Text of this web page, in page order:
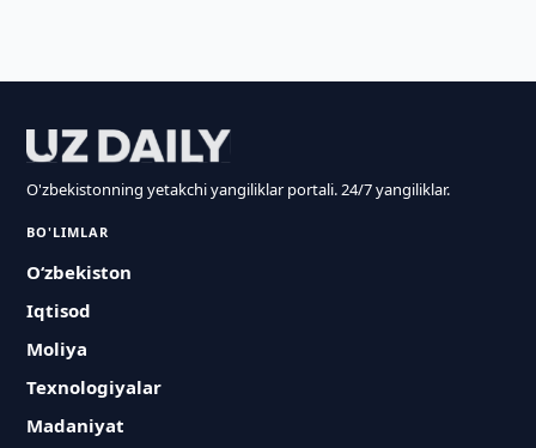
O'zbekistonning yetakchi yangiliklar portali. 24/7 yangiliklar.
BO'LIMLAR
O‘zbekiston
Iqtisod
Moliya
Texnologiyalar
Madaniyat